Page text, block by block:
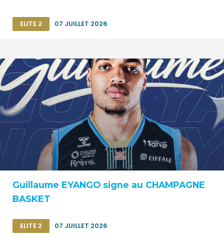
ELITE 2 07 JUILLET 2026
Guillaume EYANGO signe au CHAMPAGNE
BASKET
ELITE 2 07 JUILLET 2026